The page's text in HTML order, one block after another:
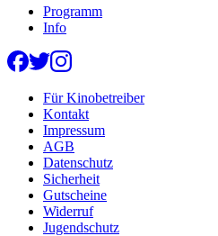
Programm
Info
Für Kinobetreiber
Kontakt
Impressum
AGB
Datenschutz
Sicherheit
Gutscheine
Widerruf
Jugendschutz